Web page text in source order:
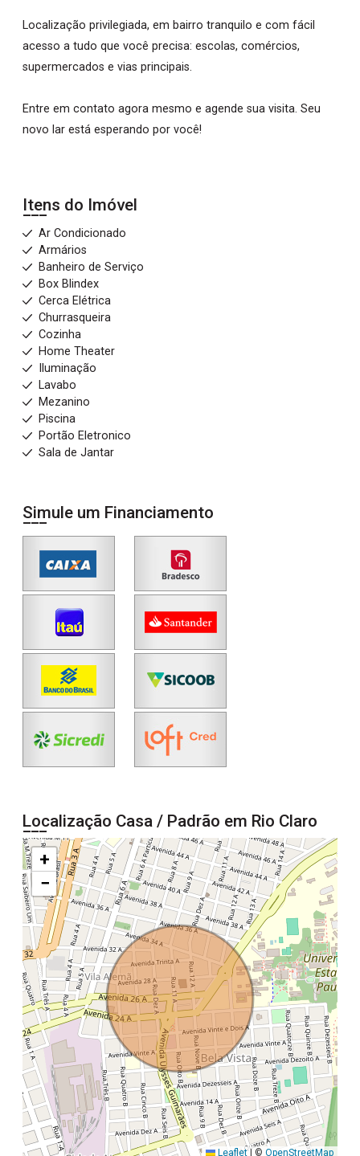
Localização privilegiada, em bairro tranquilo e com fácil
acesso a tudo que você precisa: escolas, comércios,
supermercados e vias principais.
Entre em contato agora mesmo e agende sua visita. Seu
novo lar está esperando por você!
Itens do Imóvel
Ar Condicionado
Armários
Banheiro de Serviço
Box Blindex
Cerca Elétrica
Churrasqueira
Cozinha
Home Theater
Iluminação
Lavabo
Mezanino
Piscina
Portão Eletronico
Sala de Jantar
Simule um Financiamento
Localização Casa / Padrão em Rio Claro
+
−
Leaflet © OpenStreetMap